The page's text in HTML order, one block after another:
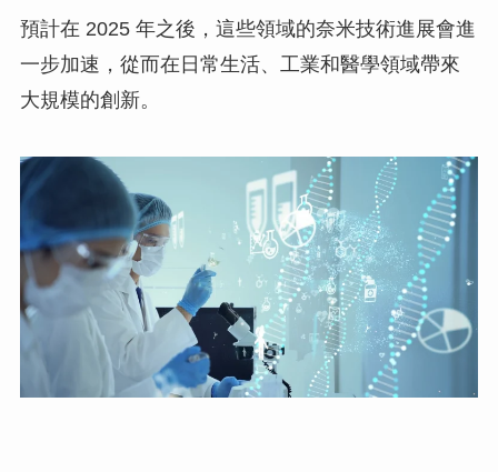
預計在 2025 年之後，這些領域的奈米技術進展會進
一步加速，從而在日常生活、工業和醫學領域帶來
大規模的創新。